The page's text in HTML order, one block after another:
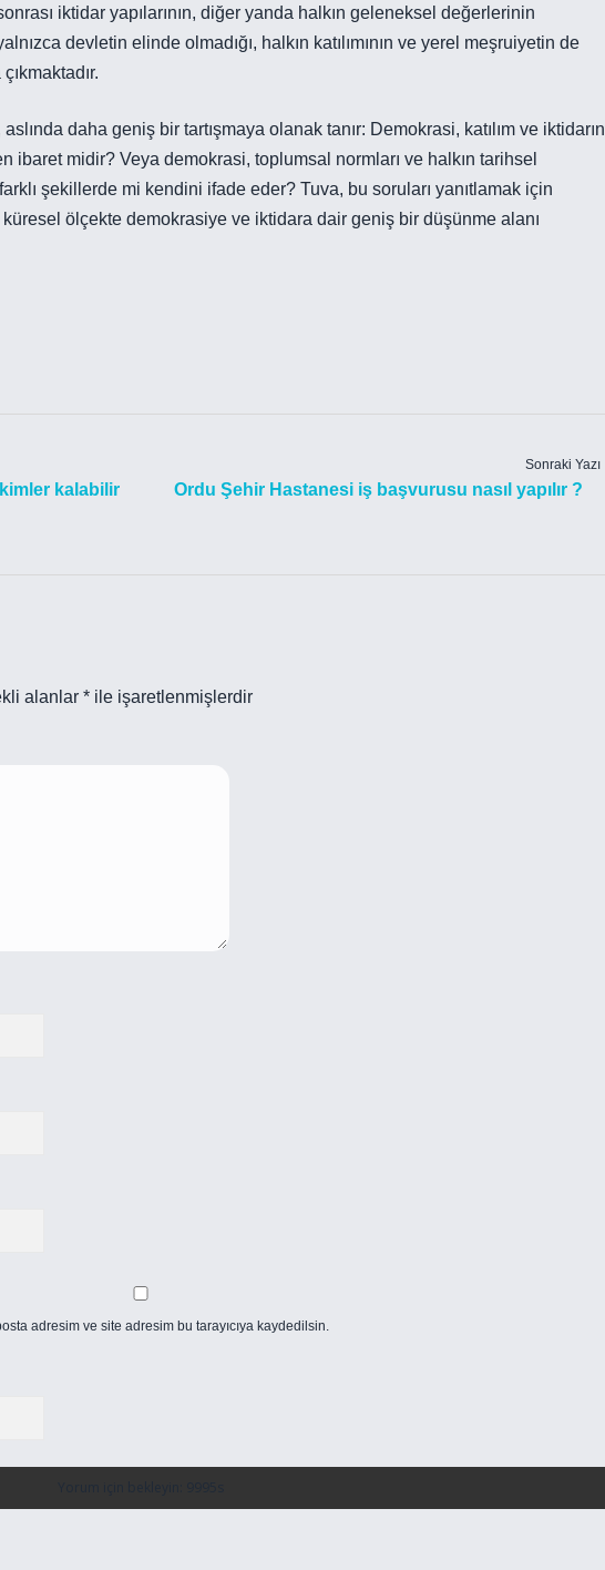
iktidar yapılarının, diğer yanda halkın geleneksel değerlerinin
devletin elinde olmadığı, halkın katılımının ve yerel meşruiyetin de
daha geniş bir tartışmaya olanak tanır: Demokrasi, katılım ve iktidarın
ibaret midir? Veya demokrasi, toplumsal normları ve halkın tarihsel
şekillerde mi kendini ifade eder? Tuva, bu soruları yanıtlamak için
ölçekte demokrasiye ve iktidara dair geniş bir düşünme alanı
kalabilir
Sonraki Yazı
Ordu Şehir Hastanesi iş başvurusu nasıl yapılır ?
alanlar * ile işaretlenmişlerdir
adresim ve site adresim bu tarayıcıya kaydedilsin.